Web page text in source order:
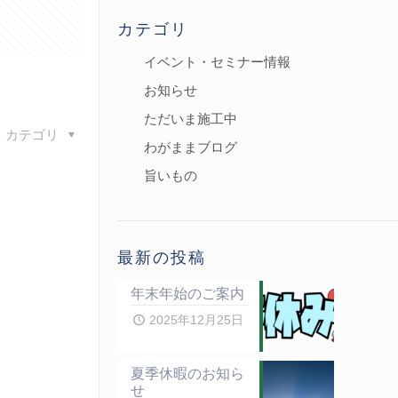
カテゴリ
カテゴリ
イベント・セミナー情報
お知らせ
ただいま施工中
わがままブログ
旨いもの
最新の投稿
年末年始のご案内
2025年12月25日
夏季休暇のお知ら
せ